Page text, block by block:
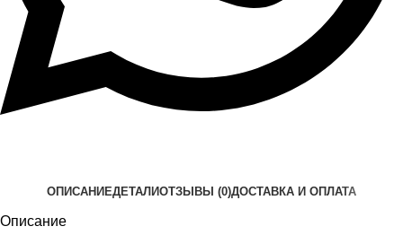
ОПИСАНИЕДЕТАЛИОТЗЫВЫ (0)ДОСТАВКА И ОПЛАТА
Описание